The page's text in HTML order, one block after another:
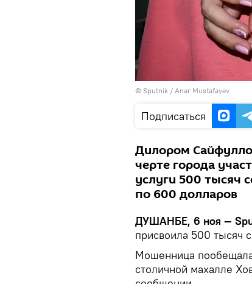
© Sputnik / Anar Mustafayev
Подписаться
Дилором
черте города
услуги 500 тысяч
по 600 долларов
ДУШАНБЕ, 6 ноя —
присвоила 500 тысяч
Мошенница
столичной махалле